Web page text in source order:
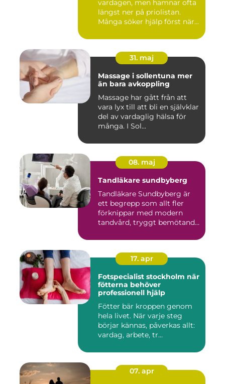
vardagen, men hamnar ofta
längst ner på priolistan.
Många söker hjälp först när...
31. maj
Massage i sollentuna mer
än bara avkoppling
Massage har gått från att
vara lyx till att bli en självklar
del av vardaglig hälsa för
många. I Sol...
08. maj
Tandläkare sundbyberg
Tandläkare Sundbyberg är
ett begrepp som allt fler
förknippar med modern
tandvård, tryggt bemötande
17. apr
Fotspecialist stockholm när
fötterna behöver
professionell hjälp
Fötter bär kroppen genom
hela livet. När varje steg
börjar kännas, påverkas allt:
vardag, arbete, tr...
07. apr